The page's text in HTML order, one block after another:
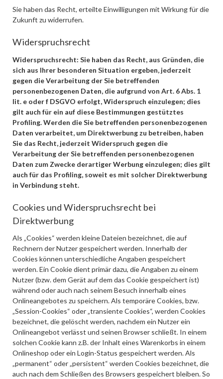
Sie haben das Recht, erteilte Einwilligungen mit Wirkung für die
Zukunft zu widerrufen.
Widerspruchsrecht
Widerspruchsrecht: Sie haben das Recht, aus Gründen, die
sich aus Ihrer besonderen Situation ergeben, jederzeit
gegen die Verarbeitung der Sie betreffenden
personenbezogenen Daten, die aufgrund von Art. 6 Abs. 1
lit. e oder f DSGVO erfolgt, Widerspruch einzulegen; dies
gilt auch für ein auf diese Bestimmungen gestütztes
Profiling. Werden die Sie betreffenden personenbezogenen
Daten verarbeitet, um Direktwerbung zu betreiben, haben
Sie das Recht, jederzeit Widerspruch gegen die
Verarbeitung der Sie betreffenden personenbezogenen
Daten zum Zwecke derartiger Werbung einzulegen; dies gilt
auch für das Profiling, soweit es mit solcher Direktwerbung
in Verbindung steht.
Cookies und Widerspruchsrecht bei
Direktwerbung
Als „Cookies“ werden kleine Dateien bezeichnet, die auf
Rechnern der Nutzer gespeichert werden. Innerhalb der
Cookies können unterschiedliche Angaben gespeichert
werden. Ein Cookie dient primär dazu, die Angaben zu einem
Nutzer (bzw. dem Gerät auf dem das Cookie gespeichert ist)
während oder auch nach seinem Besuch innerhalb eines
Onlineangebotes zu speichern. Als temporäre Cookies, bzw.
„Session-Cookies“ oder „transiente Cookies“, werden Cookies
bezeichnet, die gelöscht werden, nachdem ein Nutzer ein
Onlineangebot verlässt und seinen Browser schließt. In einem
solchen Cookie kann z.B. der Inhalt eines Warenkorbs in einem
Onlineshop oder ein Login-Status gespeichert werden. Als
„permanent“ oder „persistent“ werden Cookies bezeichnet, die
auch nach dem Schließen des Browsers gespeichert bleiben. So